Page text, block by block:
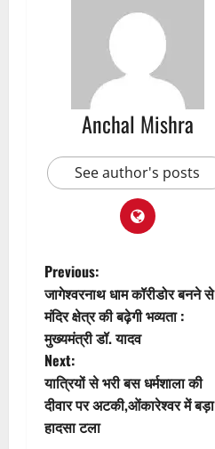
Anchal Mishra
See author's posts
P
o
s
t
n
Previous:
जागेश्वरनाथ धाम कॉरीडोर बनने से
मंदिर क्षेत्र की बढ़ेगी भव्यता :
मुख्यमंत्री डॉ. यादव
Next:
यात्रियों से भरी बस धर्मशाला की
दीवार पर अटकी,ओंकारेश्वर में बड़ा
हादसा टला